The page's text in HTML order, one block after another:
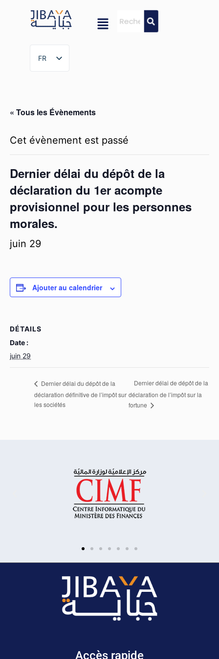
FR
FR
« Tous les Évènements
Cet évènement est passé
Dernier délai du dépôt de la
déclaration du 1er acompte
provisionnel pour les personnes
morales.
juin 29
Ajouter au calendrier
DÉTAILS
Date :
juin 29
Dernier délai du dépôt de la
déclaration définitive de l’impôt sur
les sociétés
Dernier délai de dépôt de la
déclaration de l’impôt sur la
fortune
Accès rapide